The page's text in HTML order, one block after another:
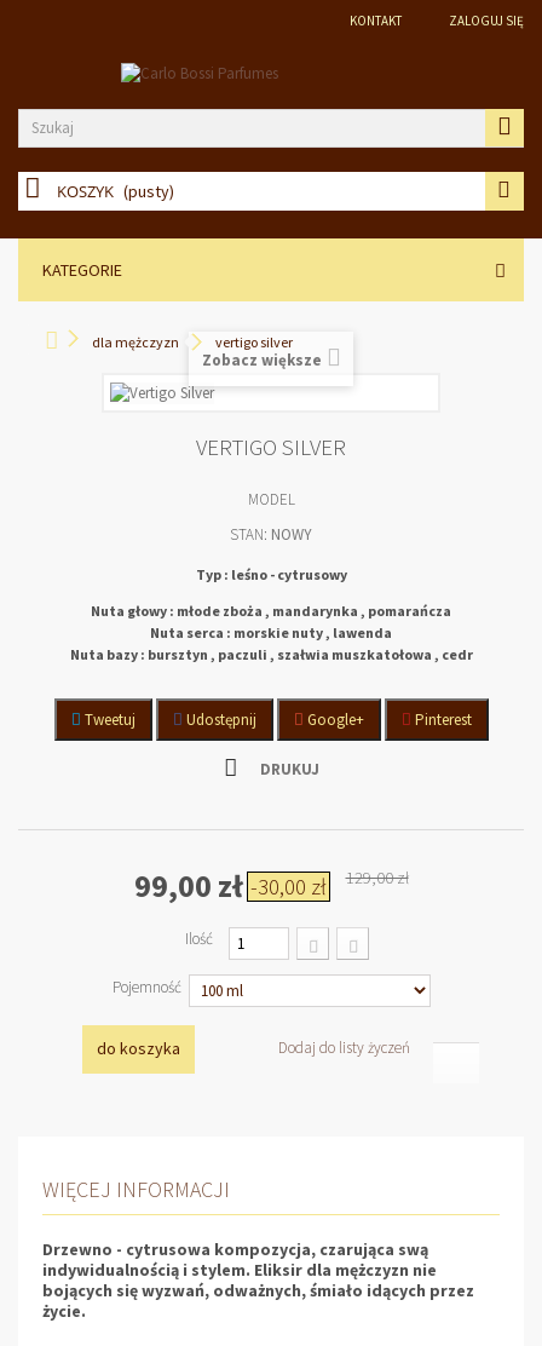
ZALOGUJ SIĘ
KONTAKT
KOSZYK (pusty)
KATEGORIE
dla mężczyzn vertigo silver
Zobacz większe
VERTIGO SILVER
MODEL
STAN: NOWY
Typ : leśno - cytrusowy
Nuta głowy : młode zboża , mandarynka , pomarańcza
Nuta serca : morskie nuty , lawenda
Nuta bazy : bursztyn , paczuli , szałwia muszkatołowa , cedr
Tweetuj Udostępnij Google+ Pinterest
DRUKUJ
99,00 zł -30,00 zł 129,00 zł
Ilość
Pojemność
do koszyka Dodaj do listy życzeń
WIĘCEJ INFORMACJI
Drzewno - cytrusowa kompozycja, czarująca swą
indywidualnością i stylem. Eliksir dla mężczyzn nie
bojących się wyzwań, odważnych, śmiało idących przez
życie.